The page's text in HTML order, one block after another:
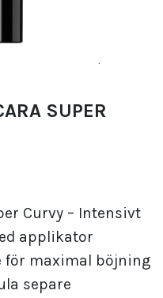
SUPER
Curvy – Intensivt
applikator
för maximal böjning
separe